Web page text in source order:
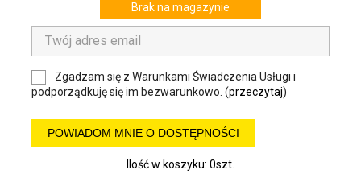
Brak na magazynie
Zgadzam się z Warunkami Świadczenia Usługi i
podporządkuję się im bezwarunkowo. (przeczytaj)
POWIADOM MNIE O DOSTĘPNOŚCI
Ilość w koszyku: 0szt.